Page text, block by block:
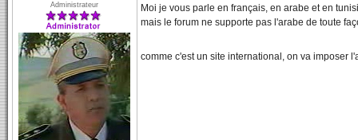
Administrateur
Moi je vous parle en français, en arabe et en
mais le forum ne supporte pas l'arabe de toute
comme c'est un site international, on va imposer